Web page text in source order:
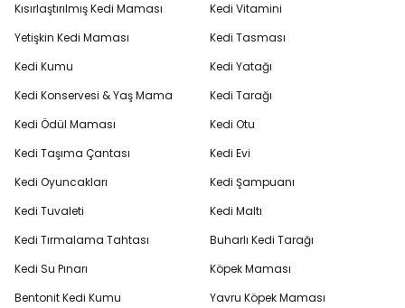
Kısırlaştırılmış Kedi Maması
Yetişkin Kedi Maması
Kedi Kumu
Kedi Konservesi & Yaş Mama
Kedi Ödül Maması
Kedi Taşıma Çantası
Kedi Oyuncakları
Kedi Tuvaleti
Kedi Tırmalama Tahtası
Kedi Su Pınarı
Bentonit Kedi Kumu
Kedi Vitamini
Kedi Tasması
Kedi Yatağı
Kedi Tarağı
Kedi Otu
Kedi Evi
Kedi Şampuanı
Kedi Maltı
Buharlı Kedi Tarağı
Köpek Maması
Yavru Köpek Maması